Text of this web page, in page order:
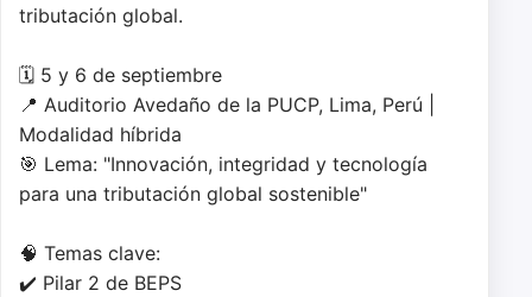
tributación global.
🗓 5 y 6 de septiembre
📍 Auditorio Avedaño de la PUCP, Lima, Perú |
Modalidad híbrida
🎯 Lema: "Innovación, integridad y tecnología
para una tributación global sostenible"
🧠 Temas clave:
✔️ Pilar 2 de BEPS